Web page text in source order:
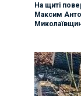
На щиті
Максим